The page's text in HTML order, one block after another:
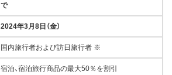
で
2024年3月8日（金）
国内旅行者および訪日旅行者 ※
宿泊、宿泊旅行商品の最大50％を割引